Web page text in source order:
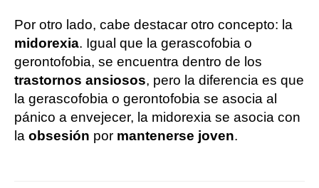
Por otro lado, cabe destacar otro concepto: la
midorexia. Igual que la gerascofobia o
gerontofobia, se encuentra dentro de los
trastornos ansiosos, pero la diferencia es que
la gerascofobia o gerontofobia se asocia al
pánico a envejecer, la midorexia se asocia con
la obsesión por mantenerse joven.